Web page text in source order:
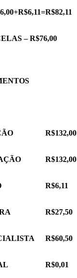
– R$76,00
R$132,00
R$132,00
R$6,11
R$27,50
R$60,50
R$0,01